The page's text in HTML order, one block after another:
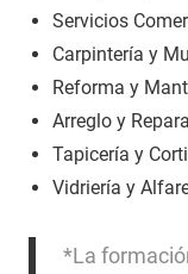
Servicios
Carpintería y
Reforma y
Arreglo y
Tapicería y
Vidriería y
*La